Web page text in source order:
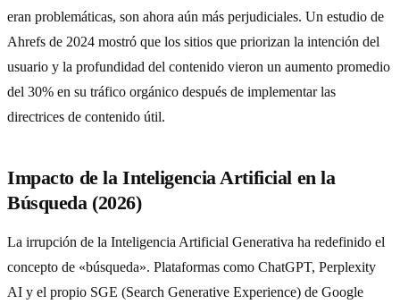
eran problemáticas, son ahora aún más perjudiciales. Un estudio de
Ahrefs de 2024 mostró que los sitios que priorizan la intención del
usuario y la profundidad del contenido vieron un aumento promedio
del 30% en su tráfico orgánico después de implementar las
directrices de contenido útil.
Impacto de la Inteligencia Artificial en la
Búsqueda (2026)
La irrupción de la Inteligencia Artificial Generativa ha redefinido el
concepto de «búsqueda». Plataformas como ChatGPT, Perplexity
AI y el propio SGE (Search Generative Experience) de Google